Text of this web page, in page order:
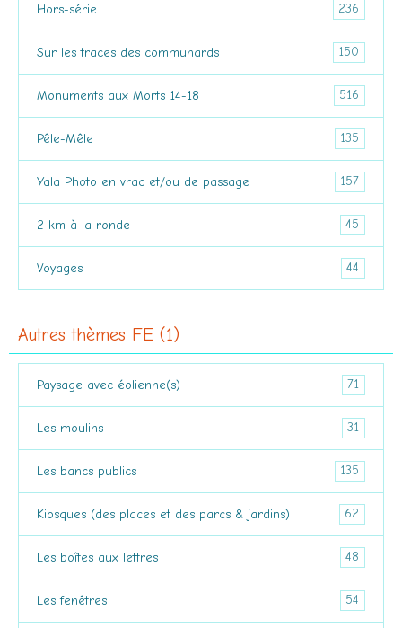
Hors-série 236
Sur les traces des communards 150
Monuments aux Morts 14-18 516
Pêle-Mêle 135
Yala Photo en vrac et/ou de passage 157
2 km à la ronde 45
Voyages 44
Autres thèmes FE (1)
Paysage avec éolienne(s) 71
Les moulins 31
Les bancs publics 135
Kiosques (des places et des parcs & jardins) 62
Les boîtes aux lettres 48
Les fenêtres 54